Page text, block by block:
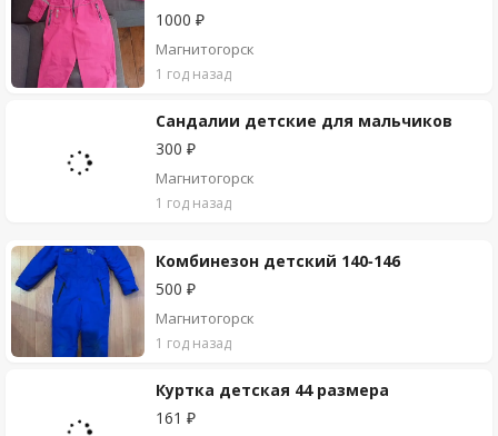
1000 ₽
Магнитогорск
1 год назад
Сандалии детские для мальчиков
300 ₽
Магнитогорск
1 год назад
Комбинезон детский 140-146
500 ₽
Магнитогорск
1 год назад
Куртка детская 44 размера
161 ₽